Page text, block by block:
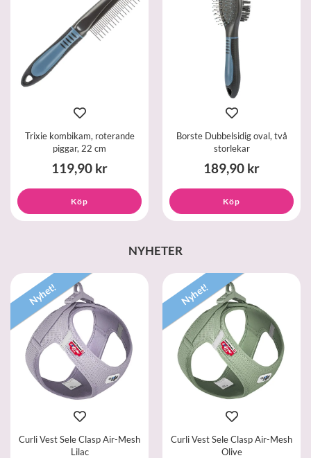
Trixie kombikam, roterande
piggar, 22 cm
119,90 kr
Köp
Borste Dubbelsidig oval, två
storlekar
189,90 kr
Köp
NYHETER
Nyhet!
Curli Vest Sele Clasp Air-Mesh
Lilac
Nyhet!
Curli Vest Sele Clasp Air-Mesh
Olive